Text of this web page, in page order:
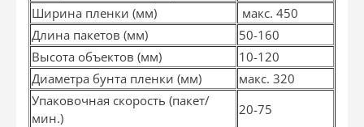
Ширина пленки (мм)
макс. 450
Длина пакетов (мм)
50-160
Высота объектов (мм)
10-120
Диаметра бунта пленки (мм)
макс. 320
Упаковочная скорость (пакет/
мин.)
20-75